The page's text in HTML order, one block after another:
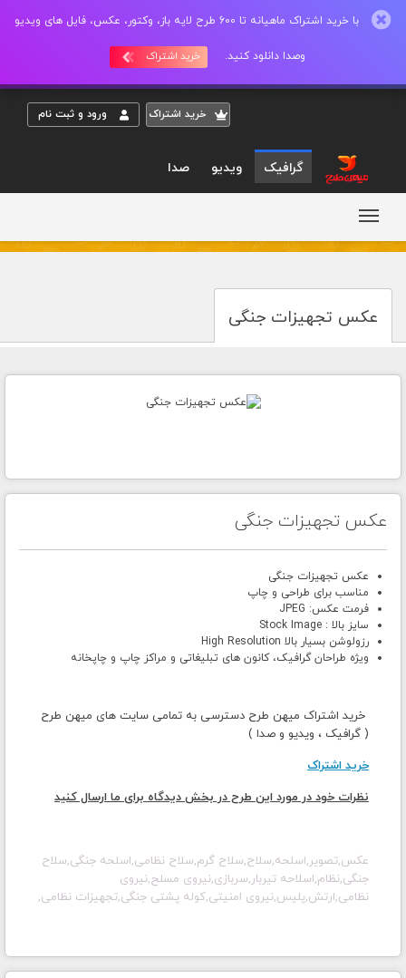
با خرید اشتراک ماهیانه تا 600 طرح لایه باز، وکتور، عکس، فایل های ویدیو
وصدا دانلود کنید. خرید اشتراک
خريد اشتراک ورود و ثبت نام
گرافیک ویدیو صدا
عکس تجهیزات جنگی
عکس تجهیزات جنگی
عکس تجهیزات جنگی
مناسب برای طراحی و چاپ
فرمت عکس: JPEG
سایز بالا : Stock Image
رزولوشن بسیار بالا High Resolution
ویژه طراحان گرافیک، کانون های تبلیغاتی و مراکز چاپ و چاپخانه
خرید اشتراک میهن طرح دسترسی به تمامی سایت های میهن طرح
( گرافیک ، ویدیو و صدا )
خرید اشتراک
نظرات خود در مورد این طرح در بخش دیدگاه برای ما ارسال کنید
عکس,تصویر,اسلحه,سلاح,سلاح گرم,سلاح نظامی,اسلحه جنگی,سلاح
جنگی,نظام,اسلاحه تیربار,سربازی,نیروی مسلح,نیروی
نظامی,ارتش,پلیس,نیروی امنیتی,کوله پشتی جنگی,تجهیزات نظامی,